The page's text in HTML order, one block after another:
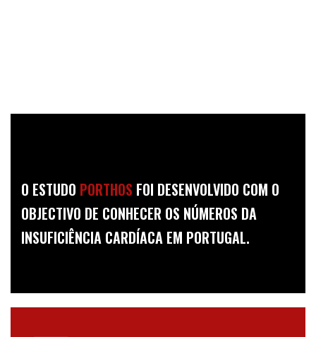
O ESTUDO PORTHOS FOI DESENVOLVIDO COM O
OBJECTIVO DE CONHECER OS NÚMEROS DA
INSUFICIÊNCIA CARDÍACA EM PORTUGAL.